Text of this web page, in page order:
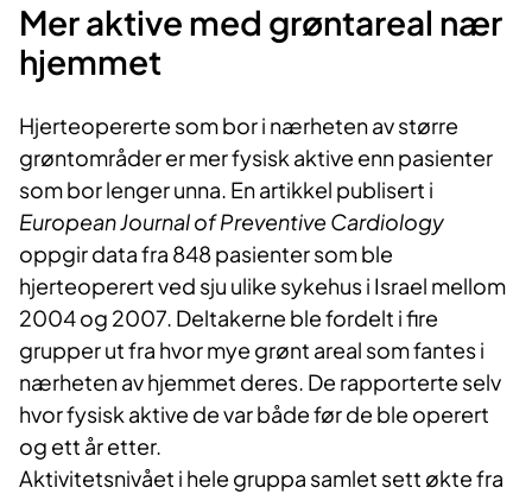
Mer aktive med grøntareal nær
hjemmet
Hjerteopererte som bor i nærheten av større
grøntområder er mer fysisk aktive enn pasienter
som bor lenger unna. En artikkel publisert i
European Journal of Preventive Cardiology
oppgir data fra 848 pasienter som ble
hjerteoperert ved sju ulike sykehus i Israel mellom
2004 og 2007. Deltakerne ble fordelt i fire
grupper ut fra hvor mye grønt areal som fantes i
nærheten av hjemmet deres. De rapporterte selv
hvor fysisk aktive de var både før de ble operert
og ett år etter.
Aktivitetsnivået i hele gruppa samlet sett økte fra